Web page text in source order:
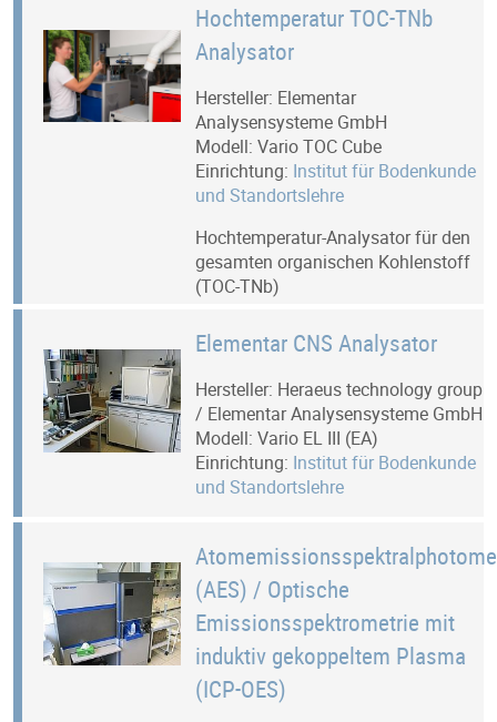
Hochtemperatur TOC-TNb
Analysator
Hersteller: Elementar
Analysensysteme GmbH
Modell: Vario TOC Cube
Einrichtung: Institut für Bodenkunde
und Standortslehre
Hochtemperatur-Analysator für den
gesamten organischen Kohlenstoff
(TOC-TNb)
Elementar CNS Analysator
Hersteller: Heraeus technology group
/ Elementar Analysensysteme GmbH
Modell: Vario EL III (EA)
Einrichtung: Institut für Bodenkunde
und Standortslehre
Atomemissionsspektralphotometer
(AES) / Optische
Emissionsspektrometrie mit
induktiv gekoppeltem Plasma
(ICP-OES)